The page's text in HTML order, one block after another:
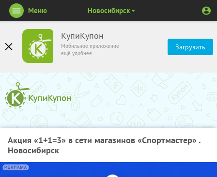
КупиКупон
Мобильное приложение
ещё удобнее
Загрузить
Меню Новосибирск
Акция «1+1=3» в сети магазинов «Спортмастер» .
Новосибирск